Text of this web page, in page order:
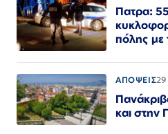
Πατρα:
πόλης με
ΑΠΟΨΕΙΣ29
και στην